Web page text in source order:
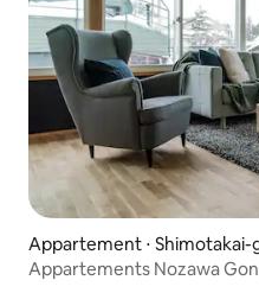
Appartement ⋅ Shimotakai-
Appartements Nozawa